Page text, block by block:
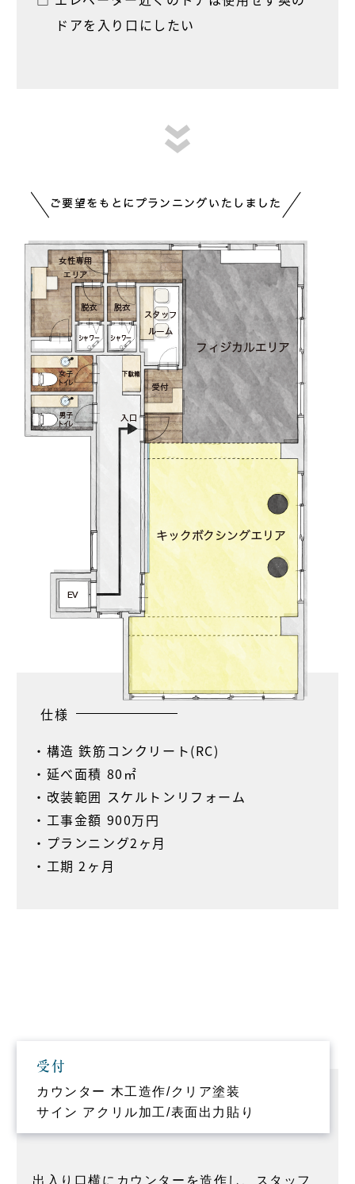
ドアを入り口にしたい
仕様
・構造 鉄筋コンクリート(RC)
・延べ面積 80㎡
・改装範囲 スケルトンリフォーム
・工事金額 900万円
・プランニング2ヶ月
・工期 2ヶ月
受付
カウンター 木工造作/クリア塗装
サイン アクリル加工/表面出力貼り
出入り口横にカウンターを造作し、スタッフ